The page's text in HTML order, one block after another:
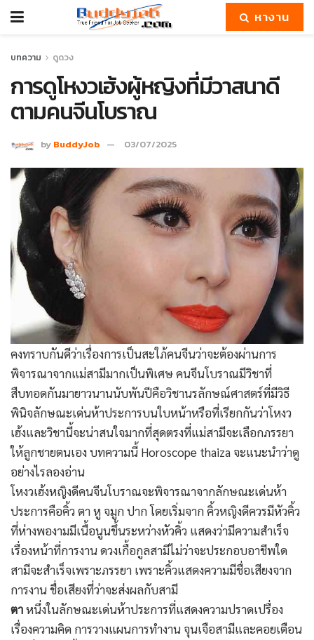
หางาน
บทความ ดูดวง
การดูโหงวเฮ้งผู้หญิงที่มีวาสนาดี
ตามคนจีนโบราณ
by BuddyJob 03/07/2025
คงทราบกันดีว่าเรื่องการเป็นสะใภ้คนจีนว่าจะต้องผ่านการ
พิจารณาจากแม่สามีมากเป็นพิเศษ คนจีนโบราณมีวิชาที่
สืบทอดกันมายาวนานนับพันปีคือวิชานรลักษณ์ศาสตร์ที่มีวิธี
พินิจลักษณะเด่นห้าประการบนใบหน้าหรือที่เรียกกันว่าโหงว
เฮ้งและวิชานี้จะน่าสนใจมากที่สุดตรงที่แม่สามีจะเลือกภรรยา
ให้ลูกชายตนเอง บทความนี้ Horoscope thaiza จะแนะนำว่าดู
อย่างไรลองอ่าน
โหงวเฮ้งหญิงดีคนจีนโบราณจะพิจารณาจากลักษณะเด่นห้า
ประการคือคิ้ว ตา หู จมูก ปาก โดยเริ่มจาก คิ้วหญิงดีควรมีหัวคิ้ว
ที่ห่างพองามมีเนื้อนูนขึ้นระหว่างหัวคิ้ว แสดงว่ามีความสำเร็จ
เรื่องหน้าที่การงาน ดวงเกื้อกูลสามีไม่ว่าจะประกอบอาชีพใด
สามีจะสำเร็จเพราะภรรยา เพราะคิ้วแสดงความมีชื่อเสียงจาก
การงาน ชื่อเสียงที่ว่าจะส่งผลกับสามี
ตาหนึ่งในลักษณะเด่นห้าประการที่แสดงความปราดเปรื่อง
เรื่องความคิด การวางแผนการทำงาน จุนเจือสามีและคอยเตือน